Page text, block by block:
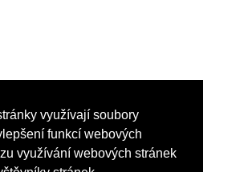
využívají soubory
funkcí webových
využívání webových stránek